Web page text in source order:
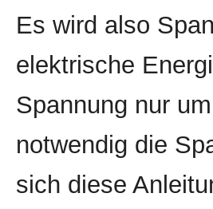
Es wird also
elektrische
Spannung nur
notwendig die
sich diese